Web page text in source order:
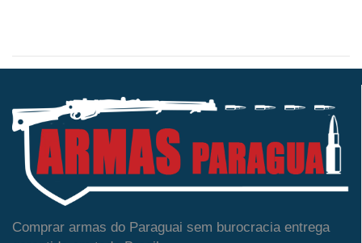
Comprar armas do Paraguai sem burocracia entrega